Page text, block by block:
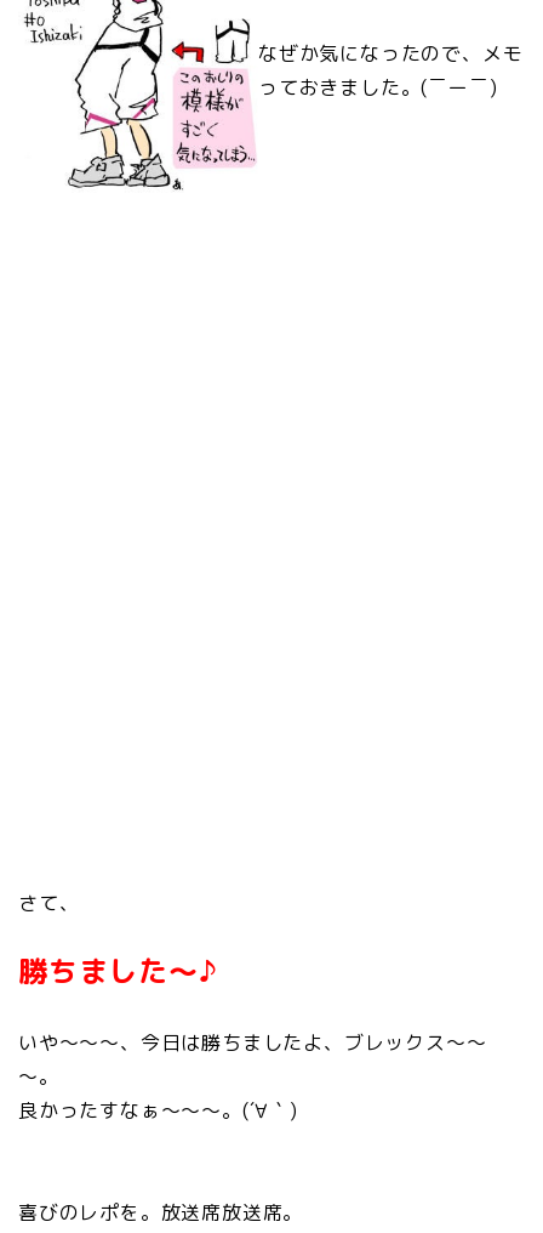
なぜか気になったので、メモ
っておきました。(￣ー￣)
さて、
勝ちました～♪
いや～～～、今日は勝ちましたよ、ブレックス～～
～。
良かったすなぁ～～～。(´∀｀)
喜びのレポを。放送席放送席。